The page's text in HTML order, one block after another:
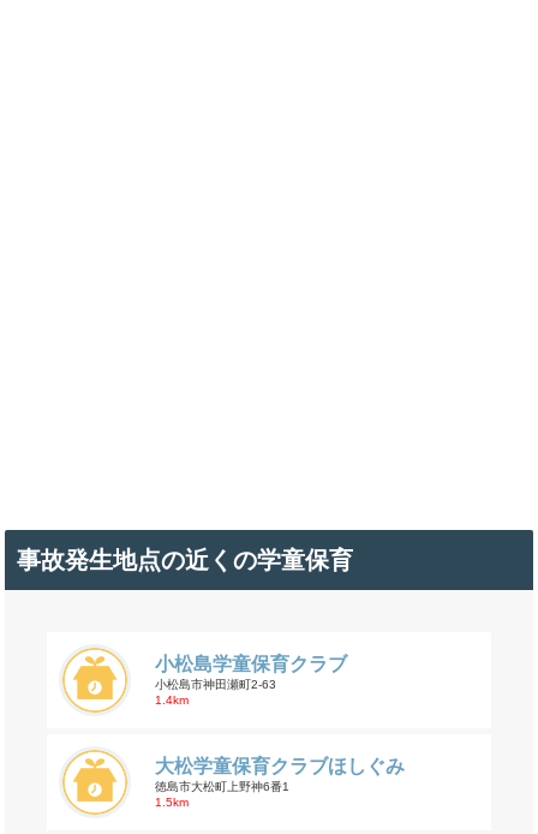
事故発生地点の近くの学童保育
小松島学童保育クラブ
小松島市神田瀬町2-63
1.4km
大松学童保育クラブほしぐみ
徳島市大松町上野神6番1
1.5km